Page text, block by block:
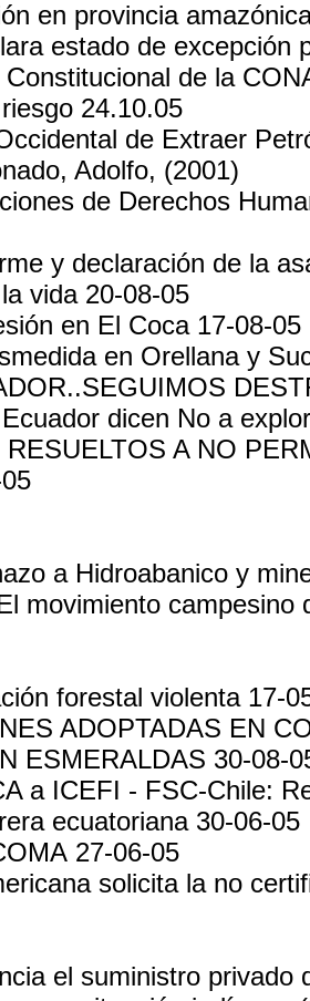
en provincia
estado de excepción
de la
24.10.05
de Extraer
Adolfo, (2001)
de Derechos
y declaración de la
vida20-08-05
en El Coca17-08-05
en Orellana y
dicen No a
A NO
a Hidroabanico y
movimiento campesino
forestal violenta17-
ADOPTADAS EN
ESMERALDAS 30-08-
a ICEFI - FSC-Chile:
ecuatoriana30-06-05
27-06-05
solicita la no
el suministro privado